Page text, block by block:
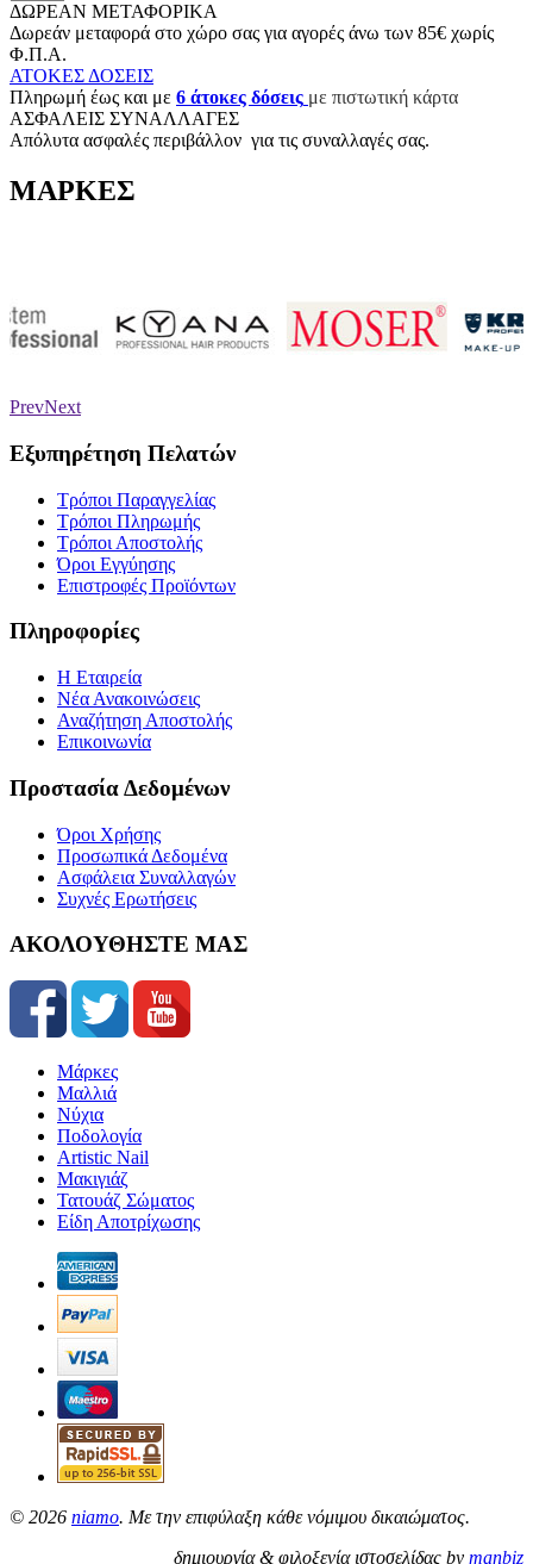
ΔΩΡΕΑΝ ΜΕΤΑΦΟΡΙΚΑ
Δωρεάν μεταφορά στο χώρο σας για αγορές άνω των 85€ χωρίς
Φ.Π.Α.
ΑΤΟΚΕΣ ΔΟΣΕΙΣ
Πληρωμή έως και με 6 άτοκες δόσεις με πιστωτική κάρτα
ΑΣΦΑΛΕΙΣ ΣΥΝΑΛΛΑΓΕΣ
Aπόλυτα ασφαλές περιβάλλον για τις συναλλαγές σας.
ΜΑΡΚΕΣ
PrevNext
Εξυπηρέτηση Πελατών
Τρόποι Παραγγελίας
Τρόποι Πληρωμής
Τρόποι Αποστολής
Όροι Εγγύησης
Επιστροφές Προϊόντων
Πληροφορίες
Η Εταιρεία
Νέα Ανακοινώσεις
Αναζήτηση Αποστολής
Επικοινωνία
Προστασία Δεδομένων
Όροι Χρήσης
Προσωπικά Δεδομένα
Ασφάλεια Συναλλαγών
Συχνές Ερωτήσεις
ΑΚΟΛΟΥΘΗΣΤΕ ΜΑΣ
Μάρκες
Μαλλιά
Νύχια
Ποδολογία
Artistic Nail
Μακιγιάζ
Τατουάζ Σώματος
Είδη Αποτρίχωσης
© 2026 niamo. Με την επιφύλαξη κάθε νόμιμου δικαιώματος.
δημιουργία & φιλοξενία ιστοσελίδας by manbiz